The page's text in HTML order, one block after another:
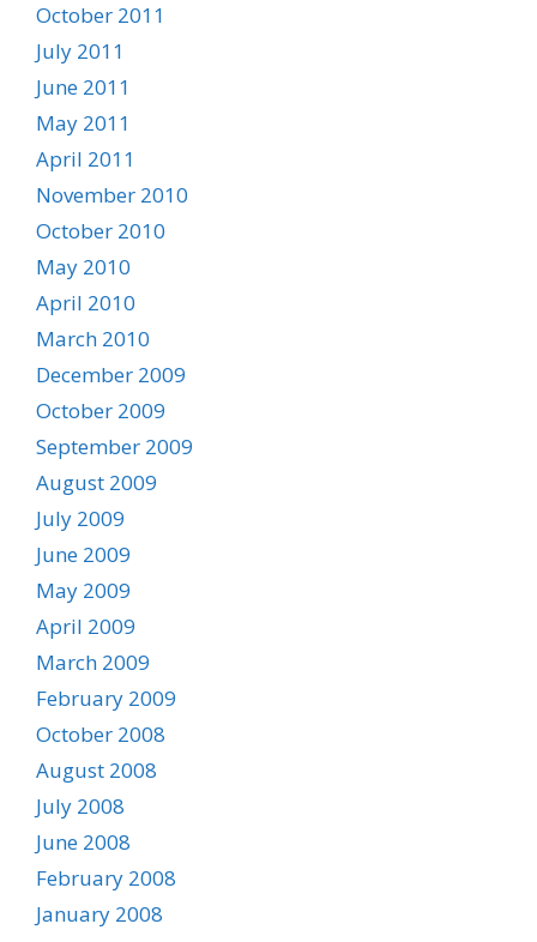
October 2011
July 2011
June 2011
May 2011
April 2011
November 2010
October 2010
May 2010
April 2010
March 2010
December 2009
October 2009
September 2009
August 2009
July 2009
June 2009
May 2009
April 2009
March 2009
February 2009
October 2008
August 2008
July 2008
June 2008
February 2008
January 2008